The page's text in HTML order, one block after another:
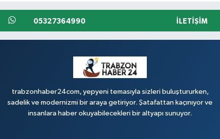
05327364990 İLETIŞIM
trabzonhaber24com, yepyeni temasıyla sizleri buluştururken,
sadelik ve modernizmi bir araya getiriyor. Şatafattan kaçınıyor ve
insanlara haber okuyabilecekleri bir altyapı sunuyor.